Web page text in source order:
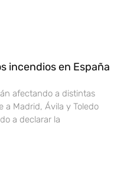
incendios en España
afectando a distintas
a Madrid, Ávila y Toledo
a declarar la